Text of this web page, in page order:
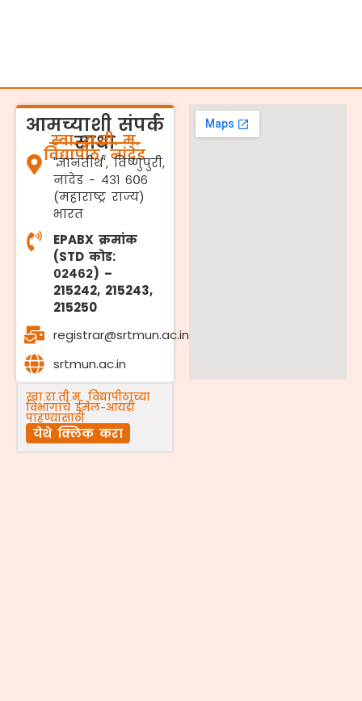
आमच्याशी संपर्क
साधा
स्वा. रा.ती. म.
विद्यापीठ, नांदेड
'ज्ञानतीर्थ', विष्णुपुरी,
नांदेड - ४३१ ६०६
(महाराष्ट्र राज्य)
भारत
EPABX क्रमांक
(STD कोड:
०२४६२) –
215242, 215243,
215250
registrar@srtmun.ac.in
srtmun.ac.in
स्वा.रा.ती.म. विद्यापीठाच्या
विभागांचे ईमेल-आयडी
पाहण्यासाठी
येथे क्लिक करा